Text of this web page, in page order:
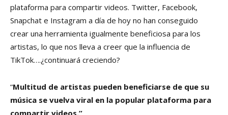
plataforma para compartir videos. Twitter, Facebook,
Snapchat e Instagram a día de hoy no han conseguido
crear una herramienta igualmente beneficiosa para los
artistas, lo que nos lleva a creer que la influencia de
TikTok….¿continuará creciendo?
“Multitud de artistas pueden beneficiarse de que su
música se vuelva viral en la popular plataforma para
compartir videos.”